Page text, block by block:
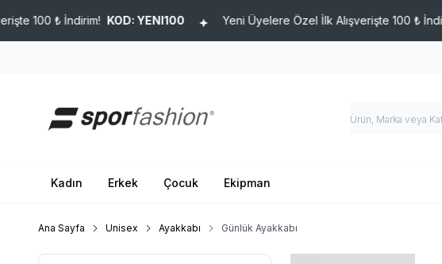
₺ İndirim!KOD: YENI100 Yeni Üyelere Özel İlk Alışverişte 100 ₺ İndirim!
Kadın Erkek Çocuk Ekipman
Ana Sayfa Unisex Ayakkabı Günlük Ayakkabı